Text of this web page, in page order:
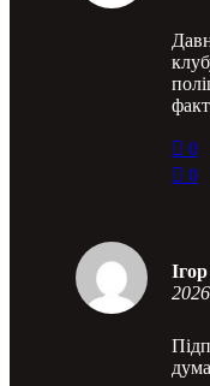
0
0
Ігор
2026